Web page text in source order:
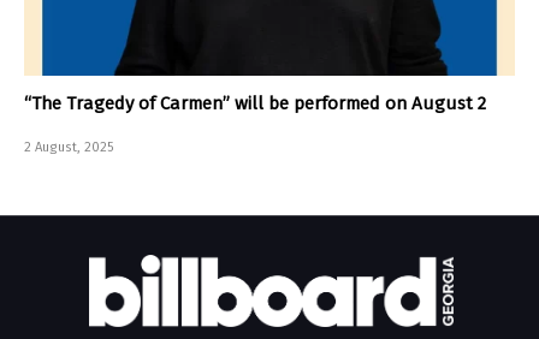
“The Tragedy of Carmen” will be performed on August 2
2 August, 2025